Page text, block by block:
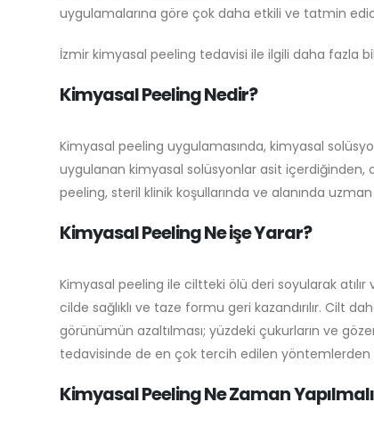
uygulamalarına göre çok daha etkili ve tatmin
İzmir kimyasal peeling tedavisi ile ilgili daha fazla
Kimyasal Peeling Nedir?
Kimyasal peeling uygulamasında, kimyasal
uygulanan kimyasal solüsyonlar asit
peeling, steril klinik koşullarında ve alanında
Kimyasal Peeling Ne işe Yarar?
Kimyasal peeling ile ciltteki ölü deri soyularak atılır
cilde sağlıklı ve taze formu geri kazandırılır. Cilt
görünümün azaltılması; yüzdeki çukurların ve
tedavisinde de en çok tercih edilen yöntemlerden
Kimyasal Peeling Ne Zaman